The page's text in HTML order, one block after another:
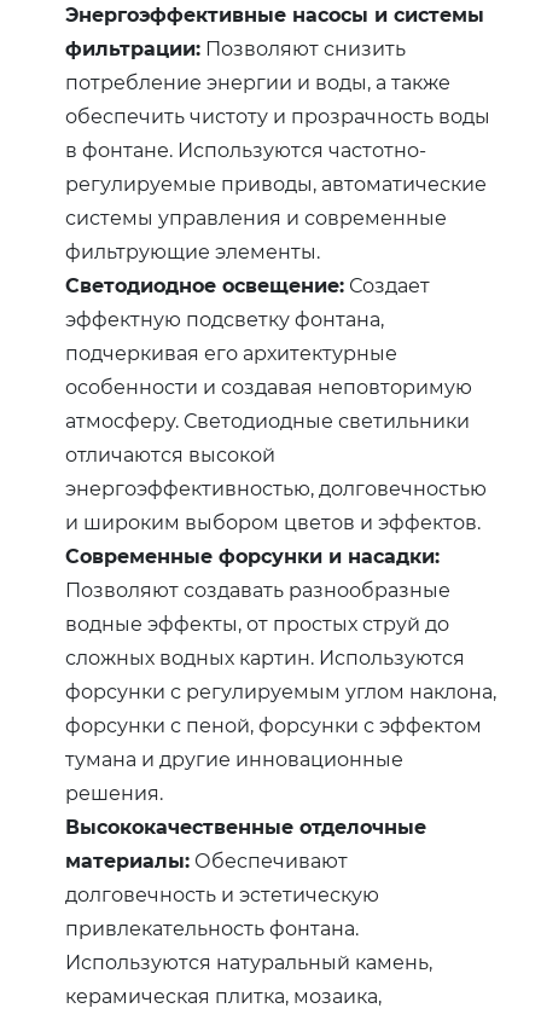
Энергоэффективные насосы и системы
фильтрации: Позволяют снизить
потребление энергии и воды, а также
обеспечить чистоту и прозрачность воды
в фонтане. Используются частотно-
регулируемые приводы, автоматические
системы управления и современные
фильтрующие элементы.
Светодиодное освещение: Создает
эффектную подсветку фонтана,
подчеркивая его архитектурные
особенности и создавая неповторимую
атмосферу. Светодиодные светильники
отличаются высокой
энергоэффективностью, долговечностью
и широким выбором цветов и эффектов.
Современные форсунки и насадки:
Позволяют создавать разнообразные
водные эффекты, от простых струй до
сложных водных картин. Используются
форсунки с регулируемым углом наклона,
форсунки с пеной, форсунки с эффектом
тумана и другие инновационные
решения.
Высококачественные отделочные
материалы: Обеспечивают
долговечность и эстетическую
привлекательность фонтана.
Используются натуральный камень,
керамическая плитка, мозаика,